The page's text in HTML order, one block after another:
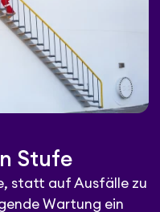
Stufe
statt auf Ausfälle zu
Wartung ein